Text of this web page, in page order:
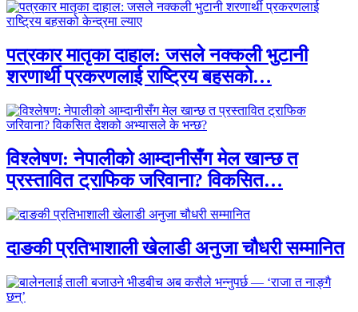
पत्रकार मातृका दाहाल: जसले नक्कली भुटानी
शरणार्थी प्रकरणलाई राष्ट्रिय बहसको…
विश्लेषण: नेपालीको आम्दानीसँग मेल खान्छ त
प्रस्तावित ट्राफिक जरिवाना? विकसित…
दाङकी प्रतिभाशाली खेलाडी अनुजा चौधरी सम्मानित